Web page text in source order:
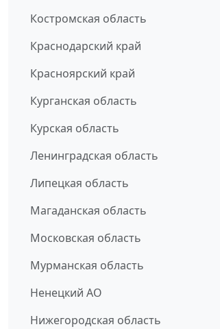
Костромская область
Краснодарский край
Красноярский край
Курганская область
Курская область
Ленинградская область
Липецкая область
Магаданская область
Московская область
Мурманская область
Ненецкий АО
Нижегородская область